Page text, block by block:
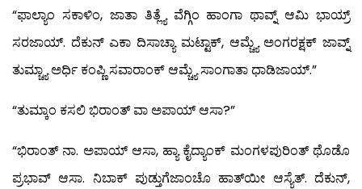
“ಫಾಲ್ಯಾಂ ಸಕಾಳಿಂ, ಜಾತಾ ತಿತ್ಲ್ಯೆ ವೆಗ್ಗಿಂ ಹಾಂಗಾ ಥಾವ್ನ್ ಆಮಿ ಭಾಯ್ರ್
ಸರಜಾಯ್. ದೆಕುನ್ ಎಕಾ ದಿಸಾಚ್ಯಾ ಮಟ್ಟಾಕ್, ಆಮ್ಚ್ಯೆ ಅಂಗರಕ್ಷಕ್ ಜಾವ್ನ್
ತುಮ್ಚ್ಯಾ ಅರ್ಧಿ ಕಂಪ್ಣಿ ಸವಾರಾಂಕ್ ಆಮ್ಚ್ಯೆ ಸಾಂಗಾತಾ ಧಾಡಿಜಾಯ್.”
“ತುಮ್ಕಾಂ ಕಸಲಿ ಭಿರಾಂತ್ ವಾ ಅಪಾಯ್ ಆಸಾ?”
“ಭಿರಾಂತ್ ನಾ. ಅಪಾಯ್ ಆಸಾ, ಹ್ಯಾ ಕೈದ್ಯಾಂಕ್ ಮಂಗಳಪುರಿಂತ್ ಥೊಡೊ
ಪ್ರಭಾವ್ ಆಸಾ. ನಿಬಾಕ್ ಪುಡ್ತುಗೆಜಾಂಚೊ ಹಾತ್‍ಯೀ ಆಸ್ಯೆತ್. ದೆಕುನ್,